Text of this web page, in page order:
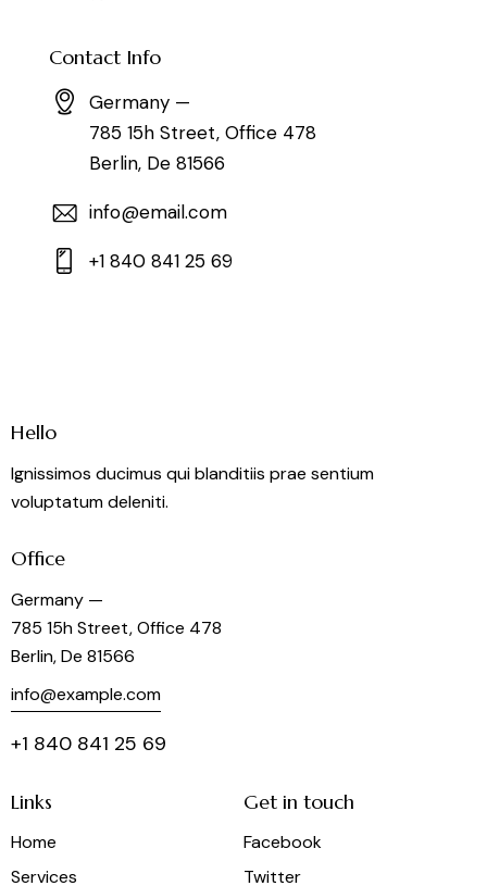
Contact Info
Germany —
785 15h Street, Office 478
Berlin, De 81566
info@email.com
+1 840 841 25 69
Hello
Ignissimos ducimus qui blanditiis prae sentium
voluptatum deleniti.
Office
Germany —
785 15h Street, Office 478
Berlin, De 81566
info@example.com
+1 840 841 25 69
Links
Home
Services
Get in touch
Facebook
Twitter